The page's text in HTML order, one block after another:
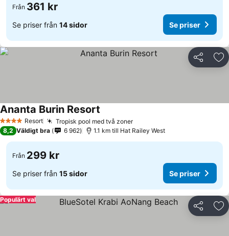
Från 361 kr
Se priser från 14 sidor Se priser
Dela
4 StjärnorResort Tropisk pool med två zonerSe priser
Ananta Burin Resort
8,2 Väldigt bra 6 962 1.1 km till Hat Railey West
Från 299 kr
Se priser från 15 sidor Se priser
Dela
Populärt val